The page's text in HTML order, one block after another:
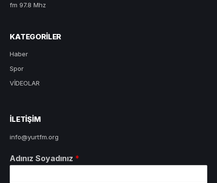
fm 97.8 Mhz
KATEGORILER
Haber
Spor
VİDEOLAR
ILETIŞIM
info@yurtfm.org
Adınız Soyadınız *